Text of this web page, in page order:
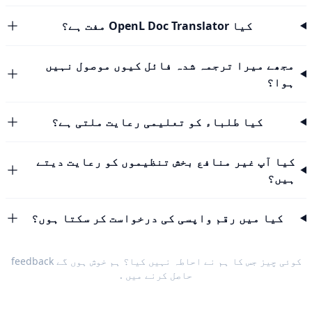
کیا OpenL Doc Translator مفت ہے؟
مجھے میرا ترجمہ شدہ فائل کیوں موصول نہیں
ہوا؟
کیا طلباء کو تعلیمی رعایت ملتی ہے؟
کیا آپ غیر منافع بخش تنظیموں کو رعایت دیتے
ہیں؟
کیا میں رقم واپسی کی درخواست کر سکتا ہوں؟
کوئی چیز جس کا ہم نے احاطہ نہیں کیا؟ ہم خوش ہوں گےfeedback
حاصل کرنے میں .